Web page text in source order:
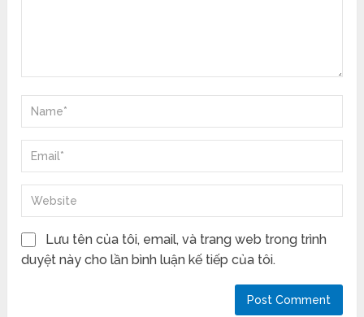
Lưu tên của tôi, email, và trang web trong trình
duyệt này cho lần bình luận kế tiếp của tôi.